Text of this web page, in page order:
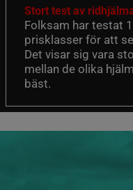
Stort test av
Folksam har testat
prisklasser för att
Det visar sig vara
mellan de olika
bäst.